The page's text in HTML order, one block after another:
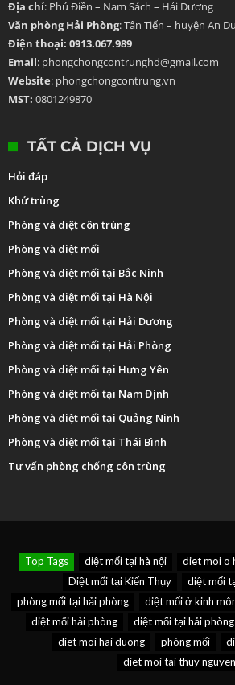
Địa chỉ: Phú Điền – Nam Sách – Hải Dương
Văn phòng Hải Phòng: Tân Tiến – huyện An
Điện thoại: 0913.067.989
Email: phongchongcontrunghd@gmail.com
Website: phongchongcontrung.vn
MST: 0801249870
TẤT CẢ DỊCH VỤ
Hỏi đáp
Khử trùng
Phòng và diệt côn trùng
Phòng và diệt mối
Phòng và diệt mối tại Bắc Ninh
Phòng và diệt mối tại Hà Nội
Phòng và diệt mối tại Hải Dương
Phòng và diệt mối tại Hải Phòng
Phòng và diệt mối tại Hưng Yên
Phòng và diệt mối tại Nam Định
Phòng và diệt mối tại Quảng Ninh
Phòng và diệt mối tại Thái Bình
Tư vấn phòng chống côn trùng
Top Tags diệt mối tại hà nội diet moi o
Diệt mối tại Kiến Thụy
diệt mối
phòng mối tại hải phòng
diệt mối ở kinh
diệt mối hải phòng
diệt mối tại hải phòng
diet moi hai duong
phòng mối
diet moi tai thuy nguyen